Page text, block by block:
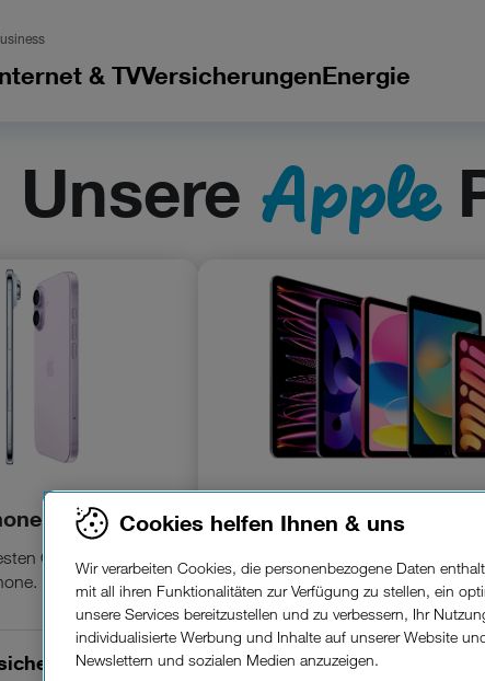
& TVVersicherungenEnergie
Unsere Apple
Generation des
iPad
Mach mehr. Mit dem iPad.
Jetzt sichern.
Cookies helfen Ihnen & uns
Wir verarbeiten Cookies, die personenbezogene Daten
mit all ihren Funktionalitäten zur Verfügung zu stellen, ein
unsere Services bereitzustellen und zu verbessern, Ihr
individualisierte Werbung und Inhalte auf unserer Website
Newslettern und sozialen Medien anzuzeigen.